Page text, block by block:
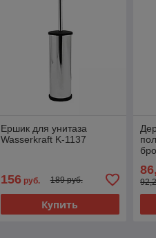
Ершик для унитаза
Wasserkraft K-1137
156руб. 189 руб.
Купить